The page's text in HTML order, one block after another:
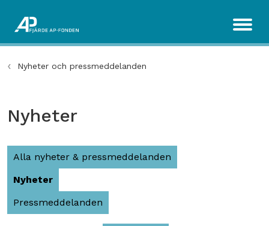
Nyheter och pressmeddelanden
Nyheter
Alla nyheter & pressmeddelanden
Nyheter
Pressmeddelanden